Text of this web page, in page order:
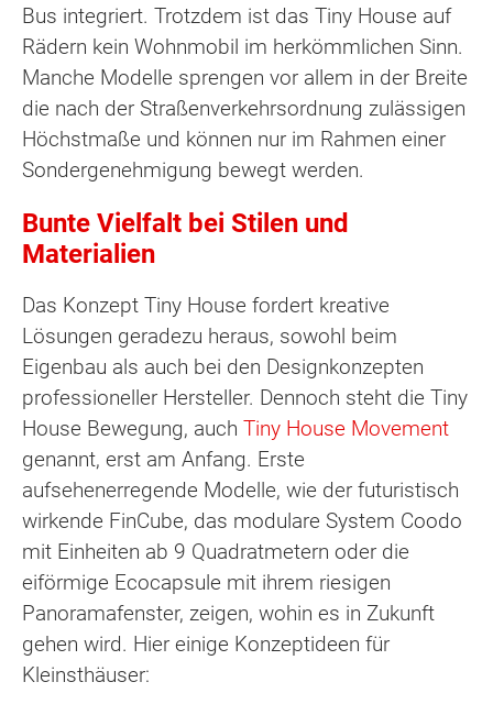
Bus integriert. Trotzdem ist das Tiny House auf
Rädern kein Wohnmobil im herkömmlichen Sinn.
Manche Modelle sprengen vor allem in der Breite
die nach der Straßenverkehrsordnung zulässigen
Höchstmaße und können nur im Rahmen einer
Sondergenehmigung bewegt werden.
Bunte Vielfalt bei Stilen und
Materialien
Das Konzept Tiny House fordert kreative
Lösungen geradezu heraus, sowohl beim
Eigenbau als auch bei den Designkonzepten
professioneller Hersteller. Dennoch steht die Tiny
House Bewegung, auch Tiny House Movement
genannt, erst am Anfang. Erste
aufsehenerregende Modelle, wie der futuristisch
wirkende FinCube, das modulare System Coodo
mit Einheiten ab 9 Quadratmetern oder die
eiförmige Ecocapsule mit ihrem riesigen
Panoramafenster, zeigen, wohin es in Zukunft
gehen wird. Hier einige Konzeptideen für
Kleinsthäuser: